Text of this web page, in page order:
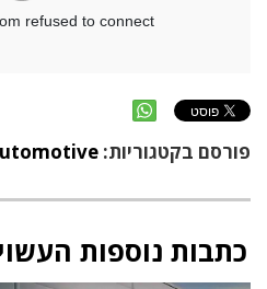
פורסם בקטגוריות:
כתבות נוספות